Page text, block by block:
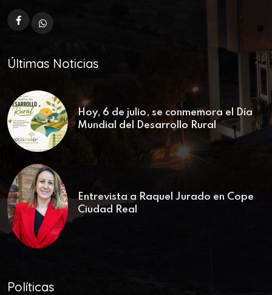
Últimas Noticias
Hoy, 6 de julio, se conmemora el Día
Mundial del Desarrollo Rural
Entrevista a Raquel Jurado en Cope
Ciudad Real
Políticas